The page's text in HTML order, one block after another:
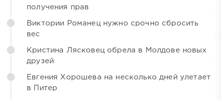
получения прав
Виктории Романец нужно срочно сбросить
вес
Кристина Лясковец обрела в Молдове новых
друзей
Евгения Хорошева на несколько дней улетает
в Питер